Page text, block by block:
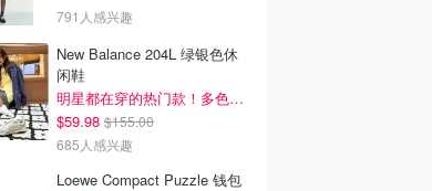
791人感兴趣
New Balance 204L 绿银色休
闲鞋
明星都在穿的热门款！多色可选 3.8折
$59.98 $155.00
685人感兴趣
Loewe Compact Puzzle 钱包